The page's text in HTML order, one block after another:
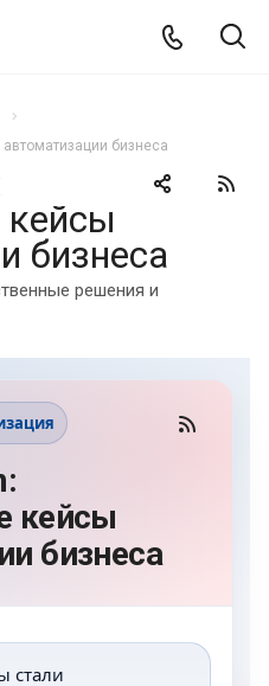
бизнеса
кейсы
бизнеса
решения и
кейсы
бизнеса
стали